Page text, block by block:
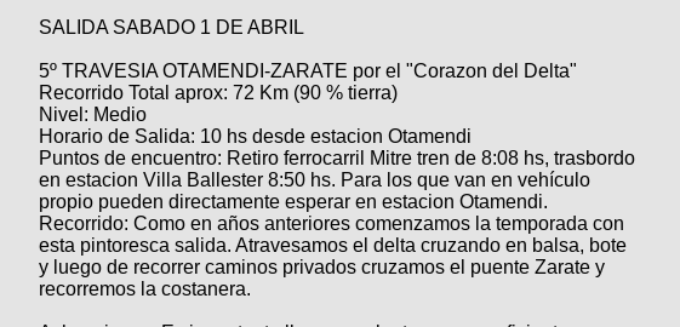
tu foto
Galeria
XC
Bicicletas
Viajes
Descenso
Dirt
SUBÃ
tu
aviso
Buscar
Ultimos
Fotos
BicicleterÃ­
as
Bicicletas
Bicicletas
Tandem
Videos
Cicloturismo
SALIDA SABADO 1 DE ABRIL
5º TRAVESIA OTAMENDI-ZARATE por el "Corazon del Delta"
Recorrido Total aprox: 72 Km (90 % tierra)
Nivel: Medio
Horario de Salida: 10 hs desde estacion Otamendi
Puntos de encuentro: Retiro ferrocarril Mitre tren de 8:08 hs, trasbordo
en estacion Villa Ballester 8:50 hs. Para los que van en vehículo
propio pueden directamente esperar en estacion Otamendi.
Recorrido: Como en años anteriores comenzamos la temporada con
esta pintoresca salida. Atravesamos el delta cruzando en balsa, bote
y luego de recorrer caminos privados cruzamos el puente Zarate y
recorremos la costanera.